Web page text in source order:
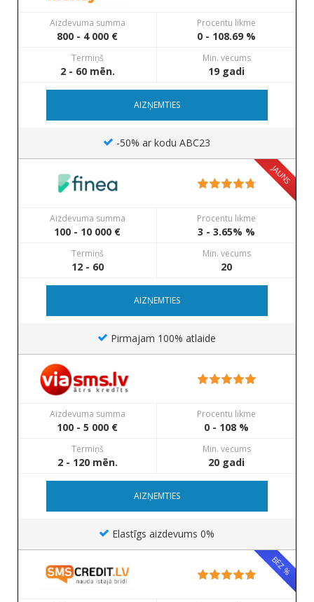
Aizdevuma summa
800 - 4 000 €
Procentu likme
0 - 108.69 %
Termiņš
2 - 60 mēn.
Min. vecums
19 gadi
AIZŅEMTIES
-50% ar kodu ABC23
JAUNS
Aizdevuma summa
100 - 10 000 €
Procentu likme
3 - 3.65% %
Termiņš
12 - 60
Min. vecums
20
AIZŅEMTIES
Pirmajam 100% atlaide
Aizdevuma summa
100 - 5 000 €
Procentu likme
0 - 108 %
Termiņš
2 - 120 mēn.
Min. vecums
20 gadi
AIZŅEMTIES
Elastīgs aizdevums 0%
BEZ %